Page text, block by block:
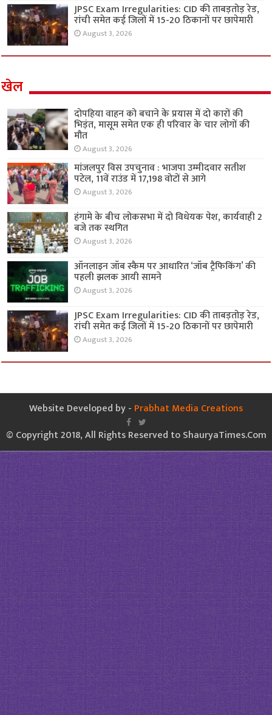
JPSC Exam Irregularities: CID की ताबड़तोड़ रेड,
रांची समेत कई जिलों में 15-20 ठिकानों पर छापेमारी
August 3, 2026
खेल
दोपहिया वाहन को बचाने के प्रयास में दो कारों की
भिड़ंत, मासूम समेत एक ही परिवार के चार लोगों की
मौत
August 3, 2026
मांजलपुर विस उपचुनाव : भाजपा उम्मीदवार सतीश
पटेल, 11वें राउंड में 17,198 वोटों से आगे
August 3, 2026
हंगामे के बीच लोकसभा में दो विधेयक पेश, कार्यवाही 2
बजे तक स्थगित
August 3, 2026
ऑनलाइन जॉब स्कैम पर आधारित ‘जॉब ट्रैफिकिंग’ की
पहली झलक आयी सामने
August 3, 2026
JPSC Exam Irregularities: CID की ताबड़तोड़ रेड,
रांची समेत कई जिलों में 15-20 ठिकानों पर छापेमारी
August 3, 2026
Website Developed by - Prabhat Media Creations
© Copyright 2018, All Rights Reserved to ShauryaTimes.Com